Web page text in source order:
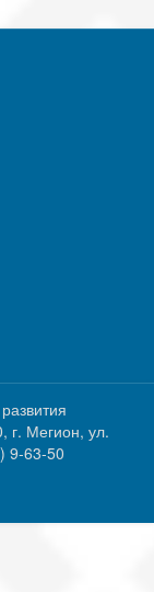
г. Мегион, ул.
9-63-50